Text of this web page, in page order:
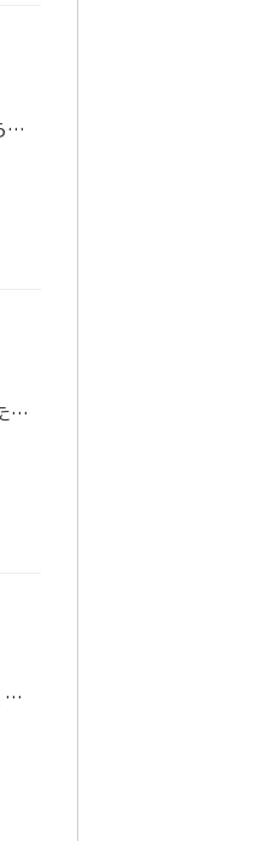
こんにちは。飛騨高山校スタッフです(^^ 11月も後半になり、朝方には雪もちらつき冷え込みが一段と強くなってきました。少し気持ちが重くなる時期ですが、この時期は実は“学力が伸びやすいタイミング”でもあります。焦らず、でき […]
こんにちは。飛騨高山校スタッフです。 最近は更に朝晩がぐっと冷えてきましたね。 校舎に来るみんなの姿を見ていると、「寒い中、今日も頑張っているなぁ」と私たちスタッフも力をもらっています。 この時期は勉強の疲れも出てきやす […]
一日を振り返ってみて、自分の責任によって、心の波立ちが起きたわけではなく、他人の誤解などによって起きたことであっても、「その中で学べるものがあったら学んでいこう。自分にとって学べるものがあったら学んでおこう。そして、教訓 […]